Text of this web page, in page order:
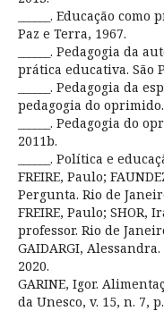
______. Educação
Paz e Terra, 1967.
______. Pedagogia da
prática educativa. São
______. Pedagogia da
pedagogia do
______. Pedagogia do
2011b.
______. Política e
FREIRE, Paulo;
Pergunta. Rio de
FREIRE, Paulo; SHOR,
professor. Rio de
GAIDARGI, Alessandra.
2020.
GARINE, Igor.
da Unesco, v. 15, n. 7,